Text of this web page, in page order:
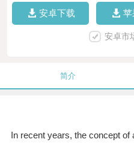
安卓下载 苹
安卓市
简介
In recent years, the concept of